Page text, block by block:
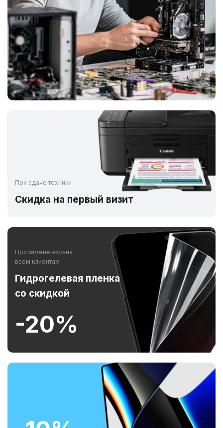
При сдаче техники
Скидка на первый визит
При замене экрана
всем клиентам
Гидрогелевая пленка
со скидкой
-20%